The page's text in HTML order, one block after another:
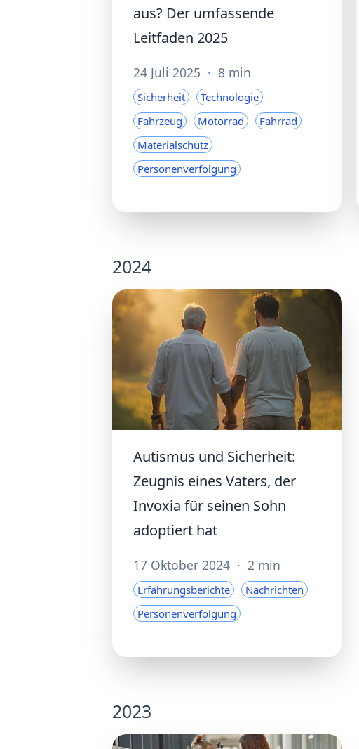
aus? Der umfassende
Leitfaden 2025
24 Juli 2025 · 8 min
Sicherheit
Technologie
Fahrzeug
Motorrad
Fahrrad
Materialschutz
Personenverfolgung
2024
Autismus und Sicherheit:
Zeugnis eines Vaters, der
Invoxia für seinen Sohn
adoptiert hat
17 Oktober 2024 · 2 min
Erfahrungsberichte
Nachrichten
Personenverfolgung
2023